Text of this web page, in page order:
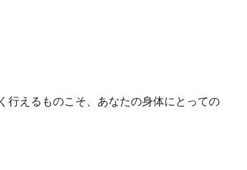
行えるものこそ、あなたの身体にとっての